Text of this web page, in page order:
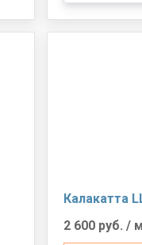
Калакатта
2 600 руб./ м